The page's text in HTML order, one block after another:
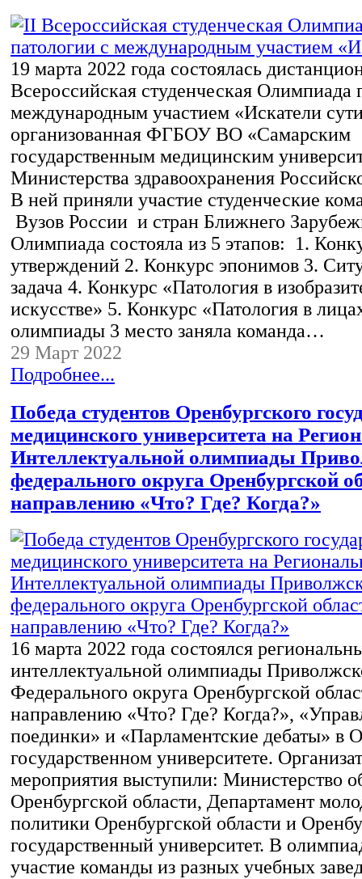
19 марта 2022 года состоялась
Всероссийская студенческая Олимпиада
международным участием «Искатели
организованная ФГБОУ ВО «Самарским
государственным медицинским
Министерства здравоохранения
В ней приняли участие студенческие
Вузов России и стран Ближнего
Олимпиада состояла из 5 этапов: 1.
утверждений 2. Конкурс эпонимов 3.
задача 4. Конкурс «Патология в
искусстве» 5. Конкурс «Патология в
олимпиады 3 место заняла команда…
29 Март 2022
Подробнее...
Победа студентов Оренбургского
медицинского университета на
Интеллектуальной олимпиады
федерального округа Оренбургской
направлению «Что? Где? Когда?»
16 марта 2022 года состоялся
интеллектуальной олимпиады
Федерального округа Оренбургской
направлению «Что? Где? Когда?»,
поединки» и «Парламентские дебаты» в
государственном университете.
мероприятия выступили: Министерство
Оренбургской области, Департамент
политики Оренбургской области и
государственный университет. В
участие команды из разных учебных